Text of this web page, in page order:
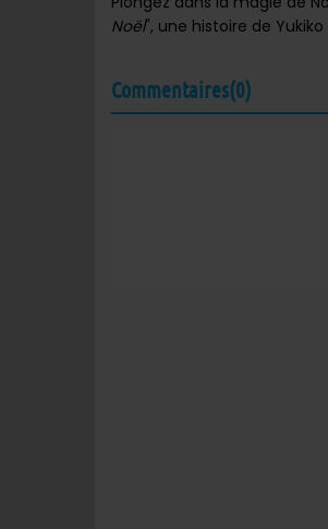
Noël", une histoire de Yukiko
Commentaires(0)